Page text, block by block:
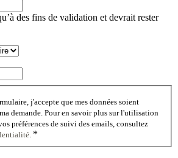
des fins de validation et devrait rester
j'accepte que mes données soient
demande. Pour en savoir plus sur l'utilisation
préférences de suivi des emails, consultez
*